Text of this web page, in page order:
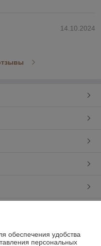
14.10.2024
обеспечения удобства
персональных